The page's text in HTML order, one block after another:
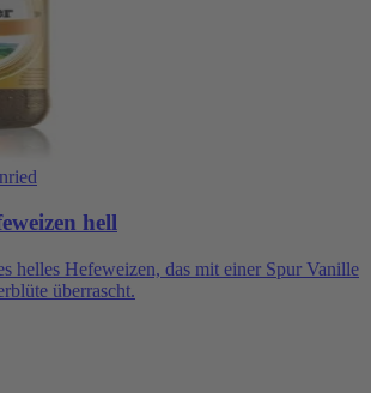
hell
helles Hefeweizen, das mit einer Spur Vanille
überrascht.